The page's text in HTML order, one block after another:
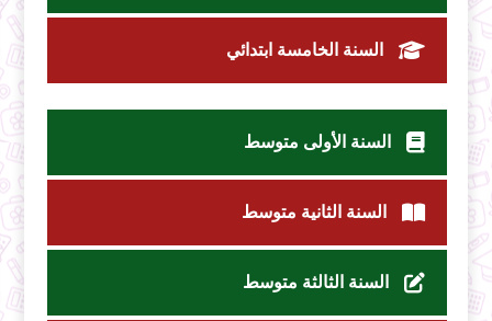
السنة الخامسة ابتدائي
السنة الأولى متوسط
السنة الثانية متوسط
السنة الثالثة متوسط